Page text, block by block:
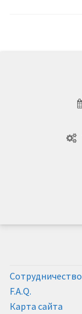
Сотрудничество
F.A.Q.
Карта сайта